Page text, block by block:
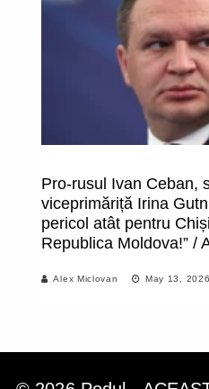
Pro-rusul Ivan Ceban,
viceprimăriță Irina
pericol atât pentru
Republica Moldova!” /
Alex Miclovan May 13, 2026